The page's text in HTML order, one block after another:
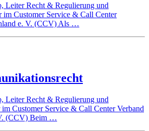
Leiter Recht & Regulierung und
im Customer Service & Call Center
e. V. (CCV) Als …
Leiter Recht & Regulierung und
Customer Service & Call Center Verband
(CCV) Beim …